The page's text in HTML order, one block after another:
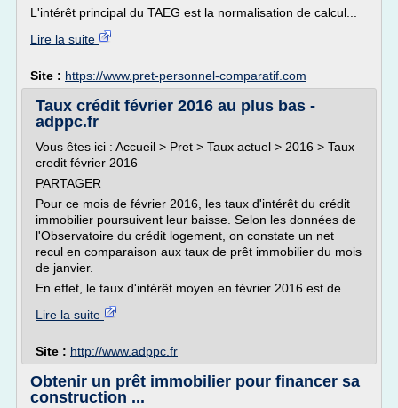
L'intérêt principal du TAEG est la normalisation de calcul...
Lire la suite
Site : https://www.pret-personnel-comparatif.com
Taux crédit février 2016 au plus bas -
adppc.fr
Vous êtes ici : Accueil > Pret > Taux actuel > 2016 > Taux
credit février 2016
PARTAGER
Pour ce mois de février 2016, les taux d'intérêt du crédit
immobilier poursuivent leur baisse. Selon les données de
l'Observatoire du crédit logement, on constate un net
recul en comparaison aux taux de prêt immobilier du mois
de janvier.
En effet, le taux d'intérêt moyen en février 2016 est de...
Lire la suite
Site : http://www.adppc.fr
Obtenir un prêt immobilier pour financer sa
construction ...